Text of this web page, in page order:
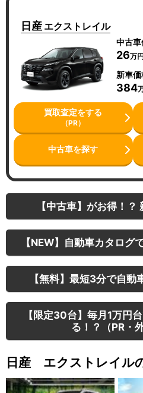
日産 エクストレイル
中古
26万円
新車価
384
買取査定をする
（PR）
中古車を探す
【中古車】がお得！
【NEW】自動車カタログ
【無料】最短3分で自動
【限定30台】毎月1万円
る！？（PR・
日産 エクストレイル